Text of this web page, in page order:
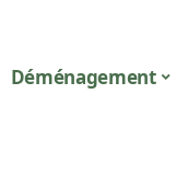
Déménagement